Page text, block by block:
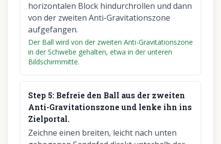
horizontalen Block hindurchrollen und dann
von der zweiten Anti-Gravitationszone
aufgefangen.
Der Ball wird von der zweiten Anti-Gravitationszone
in der Schwebe gehalten, etwa in der unteren
Bildschirmmitte.
Step 5: Befreie den Ball aus der zweiten
Anti-Gravitationszone und lenke ihn ins
Zielportal.
Zeichne einen breiten, leicht nach unten